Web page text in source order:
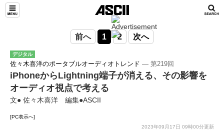
前へ 1 2 次へ
デジタル
佐々木喜洋のポータブルオーディオトレンド ― 第219回
iPhoneからLightning端子が消える、その影響を
オーディオ視点で考える
文● 佐々木喜洋 編集●ASCII
[PC表示へ]
2023年09月17日 09時00分更新